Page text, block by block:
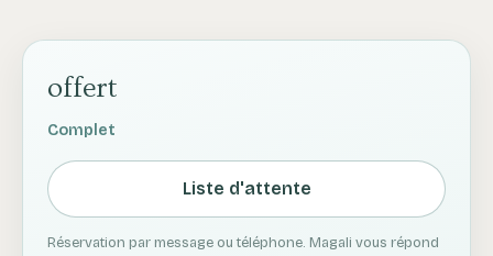
offert
Complet
Liste d'attente
Réservation par message ou téléphone. Magali vous répond